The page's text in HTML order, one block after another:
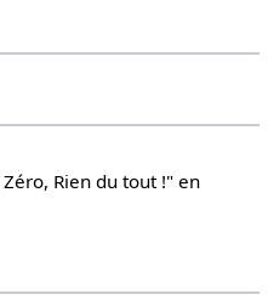
Rien du tout !" en